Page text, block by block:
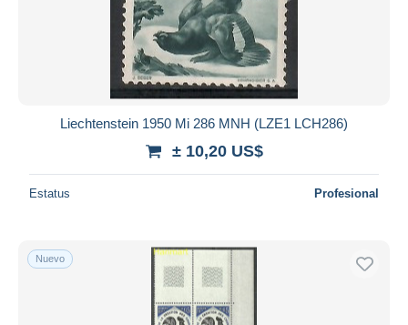
Liechtenstein 1950 Mi 286 MNH (LZE1 LCH286)
± 10,20 US$
Estatus Profesional
Nuevo